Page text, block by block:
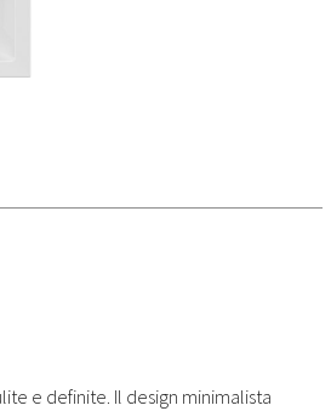
e definite. Il design minimalista